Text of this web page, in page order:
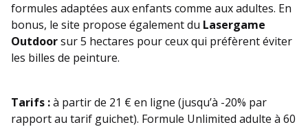
formules adaptées aux enfants comme aux adultes. En
bonus, le site propose également du Lasergame
Outdoorsur 5 hectares pour ceux qui préfèrent éviter
les billes de peinture.
Tarifs :à partir de 21 € en ligne (jusqu’à -20% par
rapport au tarif guichet). Formule Unlimited adulte à 60